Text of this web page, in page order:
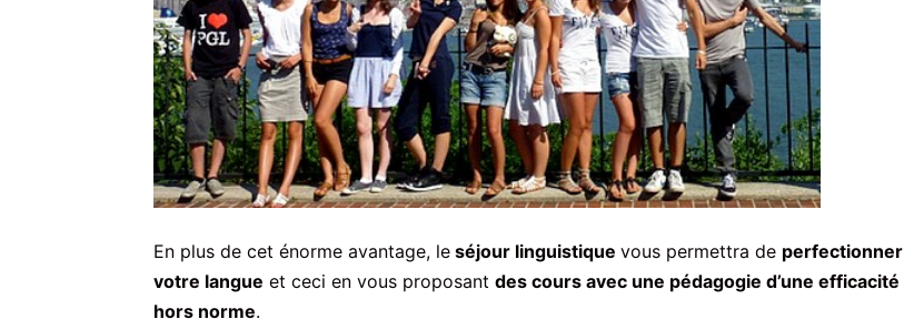
En plus de cet énorme avantage, le séjour linguistique vous permettra de perfectionner
votre langue et ceci en vous proposant des cours avec une pédagogie d’une efficacité
hors norme.